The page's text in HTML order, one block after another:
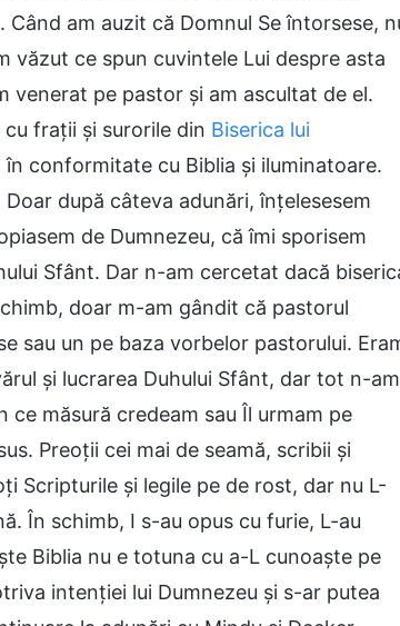
am auzit că Domnul Se întorsese,
văzut ce spun cuvintele Lui despre asta
venerat pe pastor și am ascultat de el.
frații și surorile din Biserica lui
conformitate cu Biblia și iluminatoare.
după câteva adunări, înțelesesem
de Dumnezeu, că îmi sporisem
Sfânt. Dar n-am cercetat dacă
doar m-am gândit că pastorul
sau un pe baza vorbelor pastorului.
și lucrarea Duhului Sfânt, dar tot n-am
măsură credeam sau Îl urmam pe
Preoții cei mai de seamă, scribii și
Scripturile și legile pe de rost, dar nu L-
În schimb, I s-au opus cu furie, L-au
Biblia nu e totuna cu a-L cunoaște pe
intenției lui Dumnezeu și s-ar putea